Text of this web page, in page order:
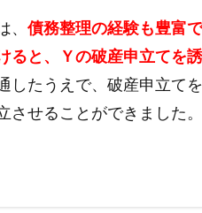
債務整理の経験も豊富
と、
Ｙの破産申立てを誘
したうえで、 破産申立て
させることができました。